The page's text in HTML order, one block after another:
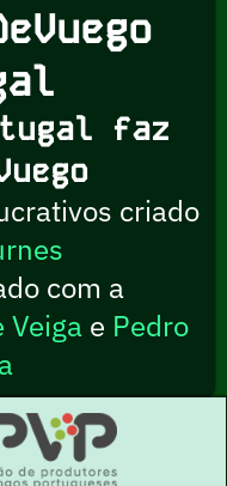
faz
criado
com a
Veiga e Pedro